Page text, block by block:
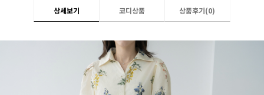
상세보기 코디상품 상품후기(0)